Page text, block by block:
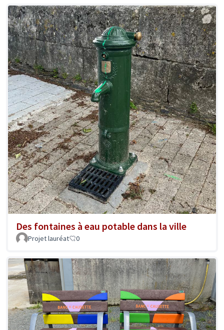
Des fontaines à eau potable dans la ville
Projet lauréat 0